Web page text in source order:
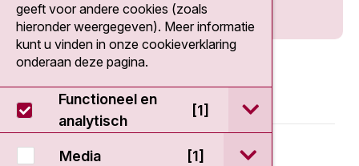
© 2026 - Antoni van Leeuwenhoek
geeft voor andere cookies (zoals
hieronder weergegeven). Meer informatie
kunt u vinden in onze cookieverklaring
onderaan deze pagina.
Functioneel en
analytisch
[1] open / sluit
Media [1] open / sluit